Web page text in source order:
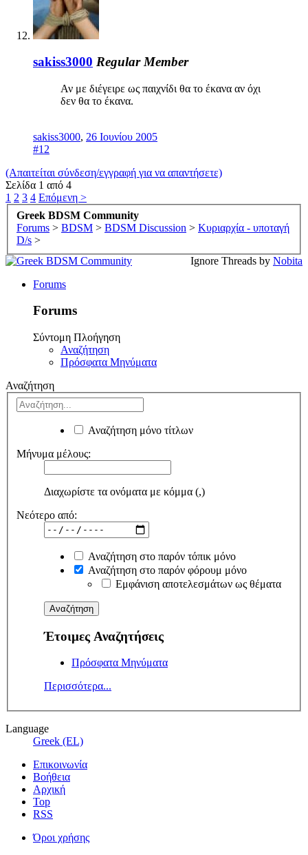
sakiss3000 Regular Member
Αν με διέγειρε ως παιχνίδι θα το έκανα αν όχι
δεν θα το έκανα.
sakiss3000, 26 Ιουνίου 2005
#12
(Απαιτείται σύνδεση/εγγραφή για να απαντήσετε)
Σελίδα 1 από 4
1 2 3 4 Επόμενη >
Greek BDSM Community
Forums > BDSM > BDSM Discussion > Κυριαρχία - υποταγή
D/s >
Ignore Threads by Nobita
Forums
Forums
Σύντομη Πλοήγηση
Αναζήτηση
Πρόσφατα Μηνύματα
Αναζήτηση
Αναζήτηση μόνο τίτλων
Μήνυμα μέλους:
Διαχωρίστε τα ονόματα με κόμμα (,)
Νεότερο από:
Αναζήτηση στο παρόν τόπικ μόνο
Αναζήτηση στο παρόν φόρουμ μόνο
Εμφάνιση αποτελεσμάτων ως θέματα
Έτοιμες Αναζητήσεις
Πρόσφατα Μηνύματα
Περισσότερα...
Language
Greek (EL)
Επικοινωνία
Βοήθεια
Αρχική
Top
RSS
Όροι χρήσης